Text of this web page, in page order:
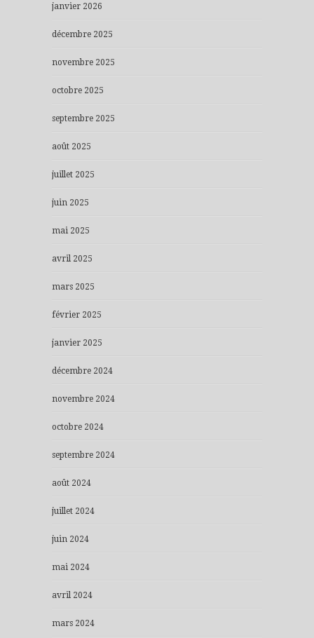
janvier 2026
décembre 2025
novembre 2025
octobre 2025
septembre 2025
août 2025
juillet 2025
juin 2025
mai 2025
avril 2025
mars 2025
février 2025
janvier 2025
décembre 2024
novembre 2024
octobre 2024
septembre 2024
août 2024
juillet 2024
juin 2024
mai 2024
avril 2024
mars 2024